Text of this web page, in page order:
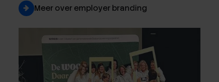
Meer over employer branding